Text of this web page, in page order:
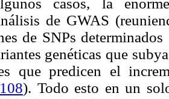
casos, la
de GWAS
de SNPs
genéticas que
que predicen el
108). Todo esto en un